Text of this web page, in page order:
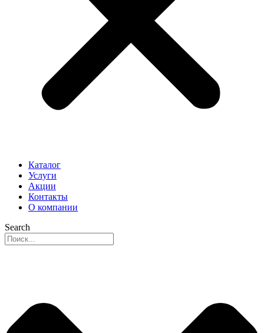
Каталог
Услуги
Акции
Контакты
О компании
Search